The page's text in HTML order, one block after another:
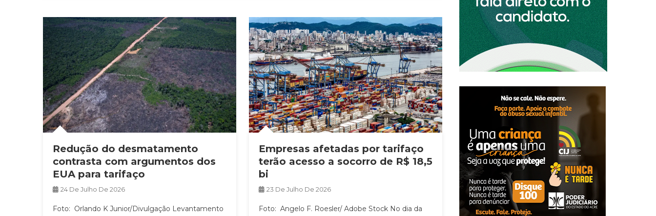
Redução do desmatamento
contrasta com argumentos dos
EUA para tarifaço
24 De Julho De 2026
Foto: Orlando K Junior/Divulgação Levantamento
Empresas afetadas por tarifaço
terão acesso a socorro de R$ 18,5
bi
23 De Julho De 2026
Foto: Angelo F. Roesler/ Adobe Stock No dia da